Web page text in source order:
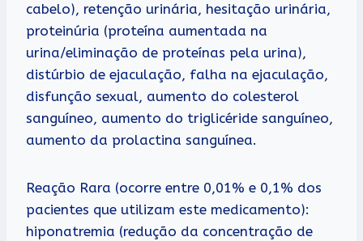
cabelo), retenção urinária, hesitação urinária,
proteinúria (proteína aumentada na
urina/eliminação de proteínas pela urina),
distúrbio de ejaculação, falha na ejaculação,
disfunção sexual, aumento do colesterol
sanguíneo, aumento do triglicéride sanguíneo,
aumento da prolactina sanguínea.
Reação Rara (ocorre entre 0,01% e 0,1% dos
pacientes que utilizam este medicamento):
hiponatremia (redução da concentração de